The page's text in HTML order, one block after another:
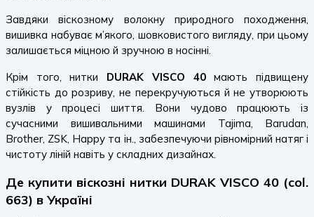
Завдяки віскозному волокну природного походження,
вишивка набуває м’якого, шовковистого вигляду, при цьому
залишається міцною й зручною в носінні.
Крім того, нитки DURAK VISCO 40мають підвищену
стійкість до розриву, не перекручуються й не утворюють
вузлів у процесі шиття. Вони чудово працюють із
сучасними вишивальними машинами Tajima, Barudan,
Brother, ZSK, Happy та ін., забезпечуючи рівномірний натяг і
чистоту ліній навіть у складних дизайнах.
Де купити віскозні нитки DURAK VISCO 40 (col.
663) в Україні